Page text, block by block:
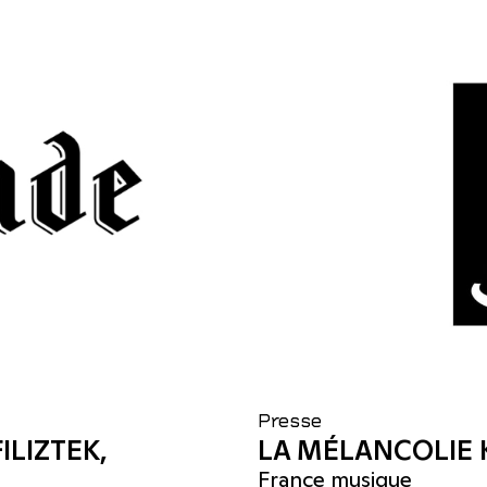
Presse
LA MÉLANCOLIE
France musique